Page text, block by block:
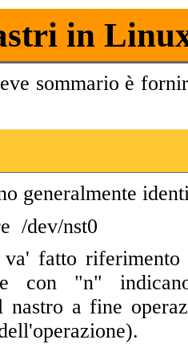
in
sommario è
generalmente
/dev/nst0
va' fatto
con "n"
nastro a fine